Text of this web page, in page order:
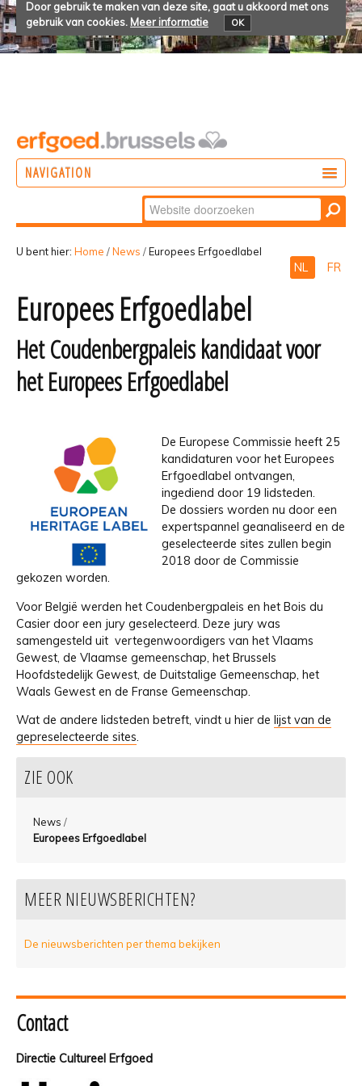
Door gebruik te maken van deze site, gaat u akkoord met ons
gebruik van cookies. Meer informatie OK
NAVIGATION
Zoek
Geavanceerd
zoeken...
U bent hier: Home /News /Europees Erfgoedlabel
NL FR
Europees Erfgoedlabel
Het Coudenbergpaleis kandidaat voor
het Europees Erfgoedlabel
De Europese Commissie heeft 25
kandidaturen voor het Europees
Erfgoedlabel ontvangen,
ingediend door 19 lidsteden.
De dossiers worden nu door een
expertspannel geanaliseerd en de
geselecteerde sites zullen begin
2018 door de Commissie
gekozen worden.
Voor België werden het Coudenbergpaleis en het Bois du
Casier door een jury geselecteerd. Deze jury was
samengesteld uit vertegenwoordigers van het Vlaams
Gewest, de Vlaamse gemeenschap, het Brussels
Hoofdstedelijk Gewest, de Duitstalige Gemeenschap, het
Waals Gewest en de Franse Gemeenschap.
Wat de andere lidsteden betreft, vindt u hier de lijst van de
gepreselecteerde sites.
ZIE OOK
News /
Europees Erfgoedlabel
MEER NIEUWSBERICHTEN?
De nieuwsberichten per thema bekijken
Contact
Directie Cultureel Erfgoed